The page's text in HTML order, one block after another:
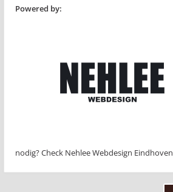
Powered by:
nodig? Check Nehlee Webdesign Eindhoven